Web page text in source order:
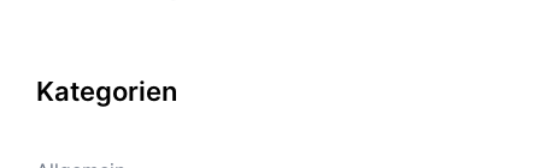
Kategorien